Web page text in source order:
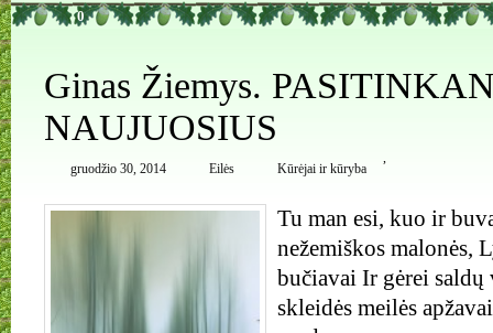
0
Ginas Žiemys.
NAUJUOSIUS
gruodžio 30, 2014 Eilės
,
Kūrėjai ir kūryba
Tu man esi, kuo ir
nežemiškos malonės,
bučiavai Ir gėrei
skleidės meilės